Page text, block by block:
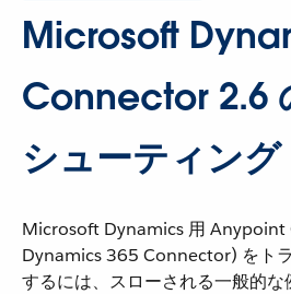
Microsoft
Connector 2.6
シューティング
Microsoft Dynamics 用
Dynamics 365 Connector) をト
するには、スローされる一般的